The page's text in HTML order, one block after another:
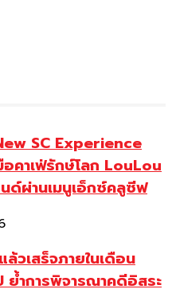
SC Experience
คาเฟ่รักษ์โลก LouLou
ด์ผ่านเมนูเอ็กซ์คลูซีฟ
วเสร็จภายในเดือน
ำการพิจารณาคดีอิสระ